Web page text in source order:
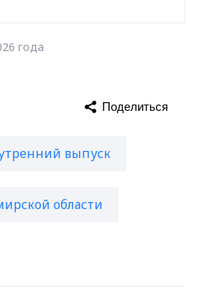
года
выпуск
области
Поделиться